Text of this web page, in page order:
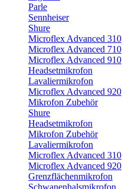
Parle
Sennheiser
Shure
Microflex Advanced 310
Microflex Advanced 710
Microflex Advanced 910
Headsetmikrofon
Lavaliermikrofon
Microflex Advanced 920
Mikrofon Zubehör
Shure
Headsetmikrofon
Mikrofon Zubehör
Lavaliermikrofon
Microflex Advanced 310
Microflex Advanced 920
Grenzflächenmikrofon
Schwanenhalsmikrofon